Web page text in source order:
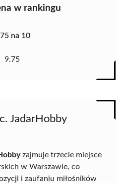
w rankingu
na 10
9.75
JadarHobby
zajmuje trzecie miejsce
w Warszawie, co
i zaufaniu miłośników